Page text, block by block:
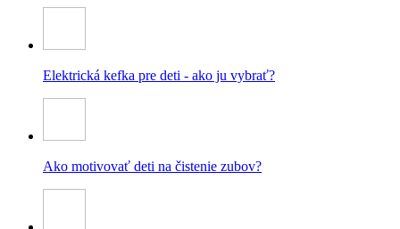
Elektrická kefka pre deti - ako ju vybrať?
Ako motivovať deti na čistenie zubov?